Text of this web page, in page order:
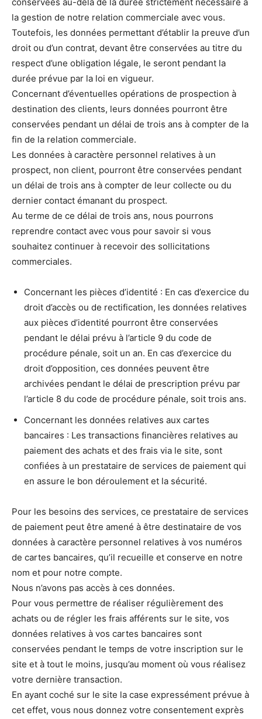
la gestion de notre relation commerciale avec vous.
Toutefois, les données permettant d’établir la preuve d’un
droit ou d’un contrat, devant être conservées au titre du
respect d’une obligation légale, le seront pendant la
durée prévue par la loi en vigueur.
Concernant d’éventuelles opérations de prospection à
destination des clients, leurs données pourront être
conservées pendant un délai de trois ans à compter de la
fin de la relation commerciale.
Les données à caractère personnel relatives à un
prospect, non client, pourront être conservées pendant
un délai de trois ans à compter de leur collecte ou du
dernier contact émanant du prospect.
Au terme de ce délai de trois ans, nous pourrons
reprendre contact avec vous pour savoir si vous
souhaitez continuer à recevoir des sollicitations
commerciales.
Concernant les pièces d’identité : En cas d’exercice du
droit d’accès ou de rectification, les données relatives
aux pièces d’identité pourront être conservées
pendant le délai prévu à l’article 9 du code de
procédure pénale, soit un an. En cas d’exercice du
droit d’opposition, ces données peuvent être
archivées pendant le délai de prescription prévu par
l’article 8 du code de procédure pénale, soit trois ans.
Concernant les données relatives aux cartes
bancaires : Les transactions financières relatives au
paiement des achats et des frais via le site, sont
confiées à un prestataire de services de paiement qui
en assure le bon déroulement et la sécurité.
Pour les besoins des services, ce prestataire de services
de paiement peut être amené à être destinataire de vos
données à caractère personnel relatives à vos numéros
de cartes bancaires, qu’il recueille et conserve en notre
nom et pour notre compte.
Nous n’avons pas accès à ces données.
Pour vous permettre de réaliser régulièrement des
achats ou de régler les frais afférents sur le site, vos
données relatives à vos cartes bancaires sont
conservées pendant le temps de votre inscription sur le
site et à tout le moins, jusqu’au moment où vous réalisez
votre dernière transaction.
En ayant coché sur le site la case expressément prévue à
cet effet, vous nous donnez votre consentement exprès